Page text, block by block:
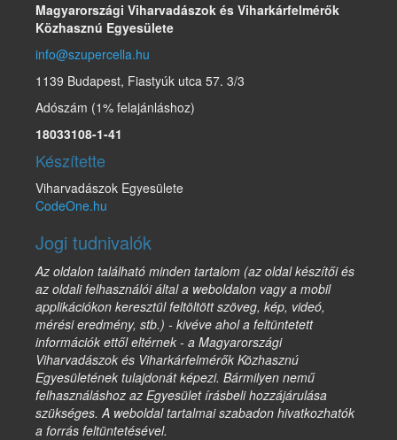
Magyarországi Viharvadászok és Viharkárfelmérők
Közhasznú Egyesülete
info@szupercella.hu
1139 Budapest, Fiastyúk utca 57. 3/3
Adószám (1% felajánláshoz)
18033108-1-41
Készítette
Viharvadászok Egyesülete
CodeOne.hu
Jogi tudnivalók
Az oldalon található minden tartalom (az oldal készítői és
az oldali felhasználói által a weboldalon vagy a mobil
applikációkon keresztül feltöltött szöveg, kép, videó,
mérési eredmény, stb.) - kivéve ahol a feltüntetett
információk ettől eltérnek - a Magyarországi
Viharvadászok és Viharkárfelmérők Közhasznú
Egyesületének tulajdonát képezi. Bármilyen nemű
felhasználáshoz az Egyesület írásbeli hozzájárulása
szükséges. A weboldal tartalmai szabadon hivatkozhatók
a forrás feltüntetésével.